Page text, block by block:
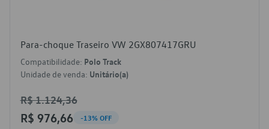
Para-choque Traseiro VW 2GX807417GRU
Compatibilidade: Polo Track
Unidade de venda: Unitário(a)
R$ 1.124,36
R$ 976,66 -13% OFF